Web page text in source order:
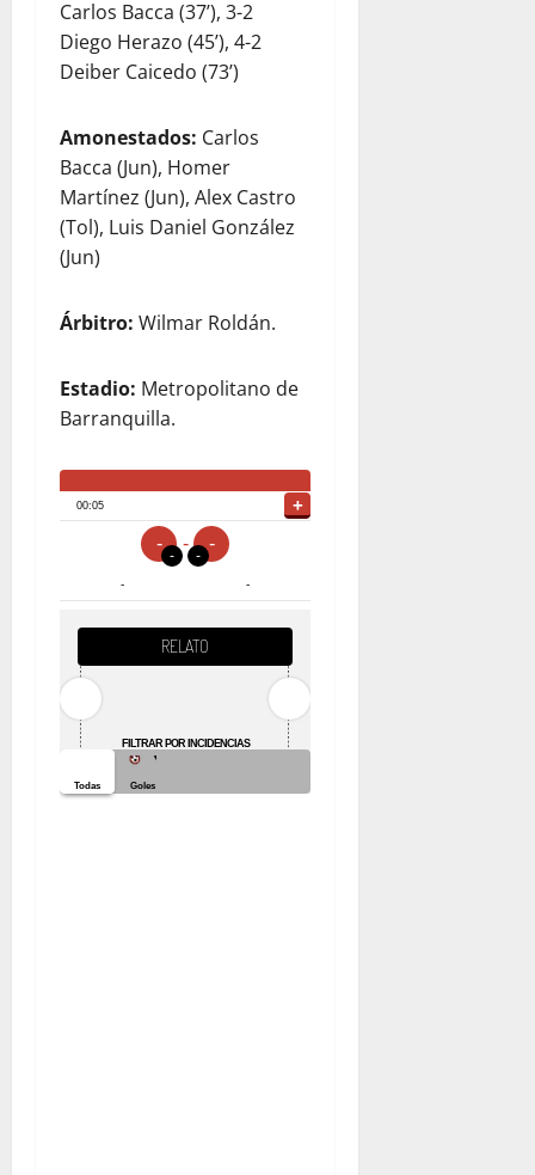
Carlos Bacca (37’), 3-2
Diego Herazo (45’), 4-2
Deiber Caicedo (73’)
Amonestados: Carlos
Bacca (Jun), Homer
Martínez (Jun), Alex Castro
(Tol), Luis Daniel González
(Jun)
Árbitro: Wilmar Roldán.
Estadio: Metropolitano de
Barranquilla.